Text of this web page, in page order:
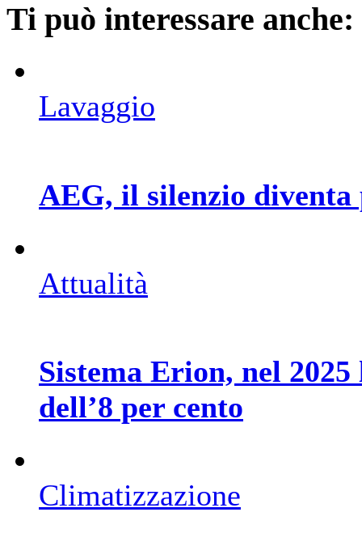
Ti può interessare anche:
Lavaggio
AEG, il silenzio diventa
Attualità
Sistema Erion, nel
dell’8 per cento
Climatizzazione